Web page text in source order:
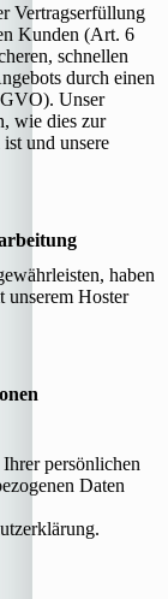
Vertragserfüllung
Kunden (Art. 6
schnellen
durch einen
Unser
wie dies zur
und unsere
haben
unserem Hoster
persönlichen
Daten